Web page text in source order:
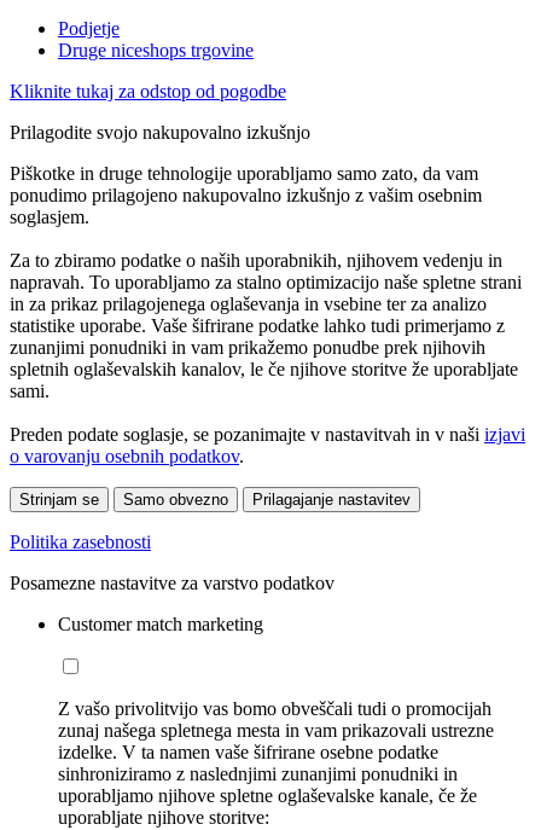
Podjetje
Druge niceshops trgovine
Kliknite tukaj za odstop od pogodbe
Prilagodite svojo nakupovalno izkušnjo
Piškotke in druge tehnologije uporabljamo samo zato, da vam
ponudimo prilagojeno nakupovalno izkušnjo z vašim osebnim
soglasjem.
Za to zbiramo podatke o naših uporabnikih, njihovem vedenju in
napravah. To uporabljamo za stalno optimizacijo naše spletne strani
in za prikaz prilagojenega oglaševanja in vsebine ter za analizo
statistike uporabe. Vaše šifrirane podatke lahko tudi primerjamo z
zunanjimi ponudniki in vam prikažemo ponudbe prek njihovih
spletnih oglaševalskih kanalov, le če njihove storitve že uporabljate
sami.
Preden podate soglasje, se pozanimajte v nastavitvah in v naši izjavi
o varovanju osebnih podatkov.
Strinjam se Samo obvezno Prilagajanje nastavitev
Politika zasebnosti
Posamezne nastavitve za varstvo podatkov
Customer match marketing
Z vašo privolitvijo vas bomo obveščali tudi o promocijah
zunaj našega spletnega mesta in vam prikazovali ustrezne
izdelke. V ta namen vaše šifrirane osebne podatke
sinhroniziramo z naslednjimi zunanjimi ponudniki in
uporabljamo njihove spletne oglaševalske kanale, če že
uporabljate njihove storitve: